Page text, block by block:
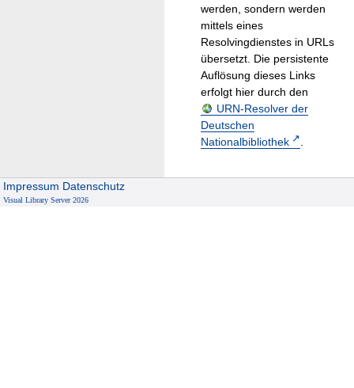
werden, sondern werden
mittels eines
Resolvingdienstes in URLs
übersetzt. Die persistente
Auflösung dieses Links
erfolgt hier durch den
URN-Resolver der
Deutschen
Nationalbibliothek
.
Impressum Datenschutz
Visual Library Server 2026